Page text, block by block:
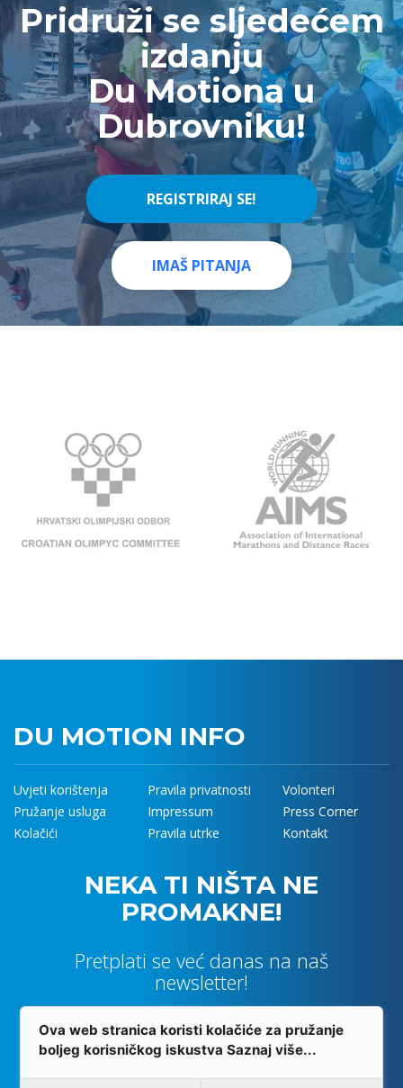
Pridruži se sljedećem
izdanju
Du Motiona u
Dubrovniku!
REGISTRIRAJ SE!
REGISTRIRAJ SE!
IMAŠ PITANJA
IMAŠ PITANJA
DU MOTION INFO
Uvjeti korištenja
Pružanje usluga
Kolačići
Pravila privatnosti
Impressum
Pravila utrke
Volonteri
Press Corner
Kontakt
NEKA TI NIŠTA NE
PROMAKNE!
Pretplati se već danas na naš
newsletter!
Ova web stranica koristi kolačiće za pružanje
boljeg korisničkog iskustvaSaznaj više...